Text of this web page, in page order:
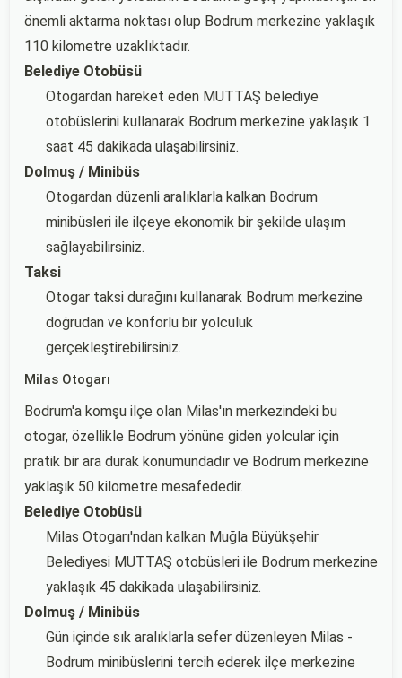
önemli aktarma noktası olup Bodrum merkezine yaklaşık
110 kilometre uzaklıktadır.
Belediye Otobüsü
Otogardan hareket eden MUTTAŞ belediye
otobüslerini kullanarak Bodrum merkezine yaklaşık 1
saat 45 dakikada ulaşabilirsiniz.
Dolmuş / Minibüs
Otogardan düzenli aralıklarla kalkan Bodrum
minibüsleri ile ilçeye ekonomik bir şekilde ulaşım
sağlayabilirsiniz.
Taksi
Otogar taksi durağını kullanarak Bodrum merkezine
doğrudan ve konforlu bir yolculuk
gerçekleştirebilirsiniz.
Milas Otogarı
Bodrum'a komşu ilçe olan Milas'ın merkezindeki bu
otogar, özellikle Bodrum yönüne giden yolcular için
pratik bir ara durak konumundadır ve Bodrum merkezine
yaklaşık 50 kilometre mesafededir.
Belediye Otobüsü
Milas Otogarı'ndan kalkan Muğla Büyükşehir
Belediyesi MUTTAŞ otobüsleri ile Bodrum merkezine
yaklaşık 45 dakikada ulaşabilirsiniz.
Dolmuş / Minibüs
Gün içinde sık aralıklarla sefer düzenleyen Milas -
Bodrum minibüslerini tercih ederek ilçe merkezine